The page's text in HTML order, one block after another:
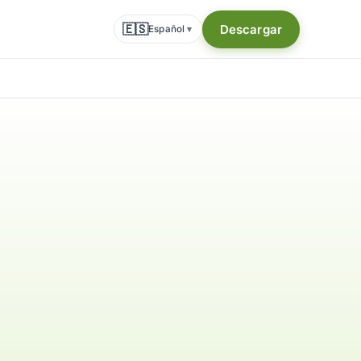
🇪🇸Español ▾ Descargar